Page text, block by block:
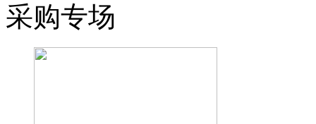
采购专场